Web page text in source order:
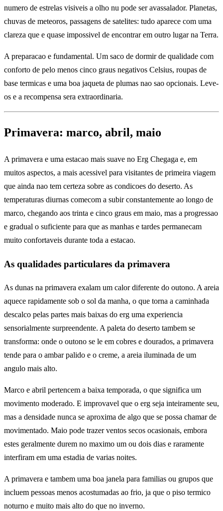
numero de estrelas visiveis a olho nu pode ser avassalador. Planetas,
chuvas de meteoros, passagens de satelites: tudo aparece com uma
clareza que e quase impossivel de encontrar em outro lugar na Terra.
A preparacao e fundamental. Um saco de dormir de qualidade com
conforto de pelo menos cinco graus negativos Celsius, roupas de
base termicas e uma boa jaqueta de plumas nao sao opcionais. Leve-
os e a recompensa sera extraordinaria.
Primavera: marco, abril, maio
A primavera e uma estacao mais suave no Erg Chegaga e, em
muitos aspectos, a mais acessivel para visitantes de primeira viagem
que ainda nao tem certeza sobre as condicoes do deserto. As
temperaturas diurnas comecom a subir constantemente ao longo de
marco, chegando aos trinta e cinco graus em maio, mas a progressao
e gradual o suficiente para que as manhas e tardes permanecam
muito confortaveis durante toda a estacao.
As qualidades particulares da primavera
As dunas na primavera exalam um calor diferente do outono. A areia
aquece rapidamente sob o sol da manha, o que torna a caminhada
descalco pelas partes mais baixas do erg uma experiencia
sensorialmente surpreendente. A paleta do deserto tambem se
transforma: onde o outono se le em cobres e dourados, a primavera
tende para o ambar palido e o creme, a areia iluminada de um
angulo mais alto.
Marco e abril pertencem a baixa temporada, o que significa um
movimento moderado. E improvavel que o erg seja inteiramente seu,
mas a densidade nunca se aproxima de algo que se possa chamar de
movimentado. Maio pode trazer ventos secos ocasionais, embora
estes geralmente durem no maximo um ou dois dias e raramente
interfiram em uma estadia de varias noites.
A primavera e tambem uma boa janela para familias ou grupos que
incluem pessoas menos acostumadas ao frio, ja que o piso termico
noturno e muito mais alto do que no inverno.